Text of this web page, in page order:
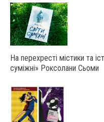
На перехресті містики та
суміжні» Роксолани Сьоми